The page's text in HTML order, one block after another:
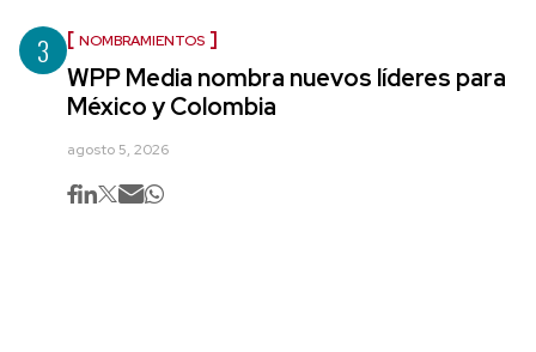
3 NOMBRAMIENTOS
WPP Media nombra nuevos líderes para
México y Colombia
agosto 5, 2026